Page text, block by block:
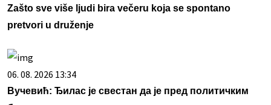
Zašto sve više ljudi bira večeru koja se spontano
pretvori u druženje
06. 08. 2026 13:34
Вучевић: Ђилас је свестан да је пред политичким